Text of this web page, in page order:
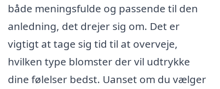
både meningsfulde og passende til den
anledning, det drejer sig om. Det er
vigtigt at tage sig tid til at overveje,
hvilken type blomster der vil udtrykke
dine følelser bedst. Uanset om du vælger